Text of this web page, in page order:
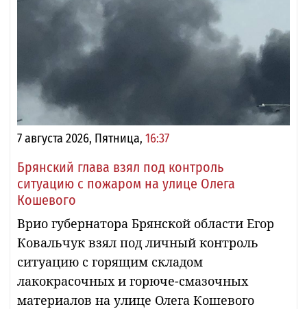
7 августа 2026, Пятница, 16:37
Брянский глава взял под контроль
ситуацию с пожаром на улице Олега
Кошевого
Врио губернатора Брянской области Егор
Ковальчук взял под личный контроль
ситуацию с горящим складом
лакокрасочных и горюче-смазочных
материалов на улице Олега Кошевого